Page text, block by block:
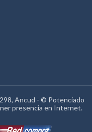
Ancud - © Potenciado
presencia en Internet.